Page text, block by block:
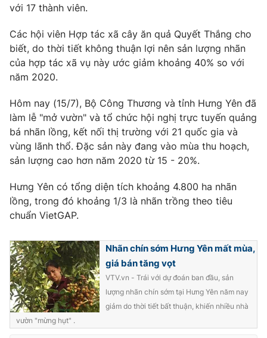
Chuyên mục khác
Emagazine Podcast
Video Shorts video
VTV Money VTV Thể thao
VTV Sức khoẻ Bất động sản
VTV4 Vươn mình bằng AI
VTV9 VTV8
Liên hệ tòa soạn English
với 17 thành viên.
Các hội viên Hợp tác xã cây ăn quả Quyết Thắng cho
biết, do thời tiết không thuận lợi nên sản lượng nhãn
của hợp tác xã vụ này ước giảm khoảng 40% so với
năm 2020.
Hôm nay (15/7), Bộ Công Thương và tỉnh Hưng Yên đã
làm lễ "mở vườn" và tổ chức hội nghị trực tuyến quảng
bá nhãn lồng, kết nối thị trường với 21 quốc gia và
vùng lãnh thổ. Đặc sản này đang vào mùa thu hoạch,
sản lượng cao hơn năm 2020 từ 15 - 20%.
Hưng Yên có tổng diện tích khoảng 4.800 ha nhãn
lồng, trong đó khoảng 1/3 là nhãn trồng theo tiêu
chuẩn VietGAP.
Nhãn chín sớm Hưng Yên mất mùa,
giá bán tăng vọt
VTV.vn - Trái với dự đoán ban đầu, sản
lượng nhãn chín sớm tại Hưng Yên năm nay
giảm do thời tiết bất thuận, khiến nhiều nhà
vườn "mừng hụt" .